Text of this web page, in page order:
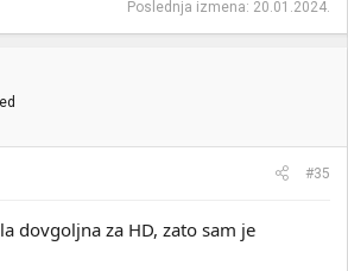
Poslednja izmena: 20.01.2024.
#35
dovgoljna za HD, zato sam je